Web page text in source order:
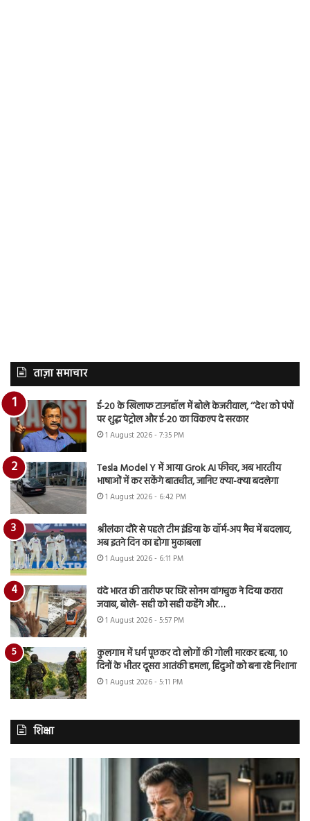
ताज़ा समाचार
ई-20 के खिलाफ टाउनहॉल में बोले केजरीवाल, ‘‘देश को पंपों
पर शुद्ध पेट्रोल और ई-20 का विकल्प दे सरकार
1 August 2026 - 7:35 PM
Tesla Model Y में आया Grok AI फीचर, अब भारतीय
भाषाओं में कर सकेंगे बातचीत, जानिए क्या-क्या बदलेगा
1 August 2026 - 6:42 PM
श्रीलंका दौरे से पहले टीम इंडिया के वॉर्म-अप मैच में बदलाव,
अब इतने दिन का होगा मुकाबला
1 August 2026 - 6:11 PM
वंदे भारत की तारीफ पर घिरे सोनम वांगचुक ने दिया करारा
जवाब, बोले- सही को सही कहेंगे और…
1 August 2026 - 5:57 PM
कुलगाम में धर्म पूछकर दो लोगों की गोली मारकर हत्या, 10
दिनों के भीतर दूसरा आतंकी हमला, हिंदुओं को बना रहे निशाना
1 August 2026 - 5:11 PM
शिक्षा